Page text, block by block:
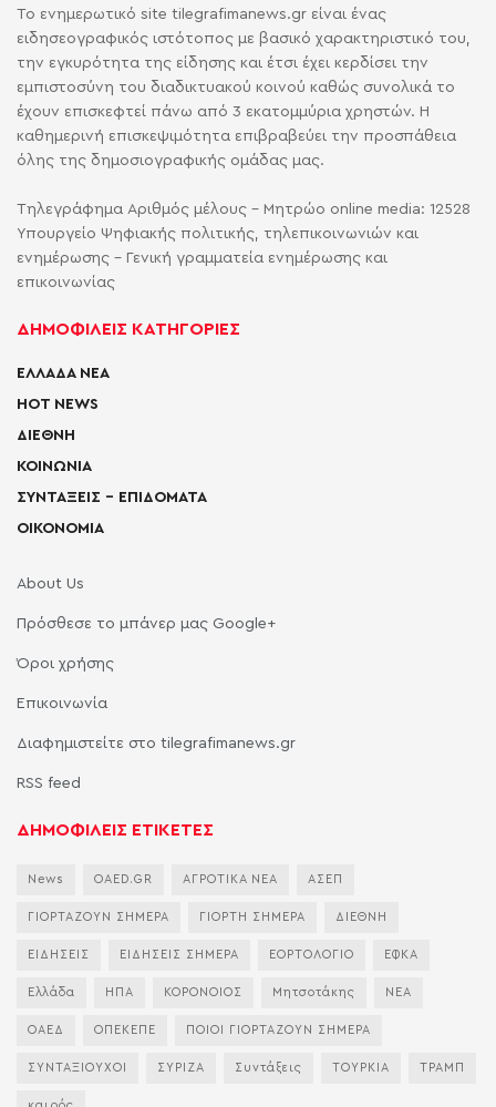
Το ενημερωτικό site tilegrafimanews.gr είναι ένας
ειδησεογραφικός ιστότοπος με βασικό χαρακτηριστικό του,
την εγκυρότητα της είδησης και έτσι έχει κερδίσει την
εμπιστοσύνη του διαδικτυακού κοινού καθώς συνολικά το
έχουν επισκεφτεί πάνω από 3 εκατομμύρια χρηστών. Η
καθημερινή επισκεψιμότητα επιβραβεύει την προσπάθεια
όλης της δημοσιογραφικής ομάδας μας.
Τηλεγράφημα Αριθμός μέλους - Μητρώο online media: 12528
Υπουργείο Ψηφιακής πολιτικής, τηλεπικοινωνιών και
ενημέρωσης - Γενική γραμματεία ενημέρωσης και
επικοινωνίας
ΔΗΜΟΦΙΛΕΙΣ ΚΑΤΗΓΟΡΙΕΣ
ΕΛΛΑΔΑ ΝΕΑ
HOT NEWS
ΔΙΕΘΝΗ
ΚΟΙΝΩΝΙΑ
ΣΥΝΤΑΞΕΙΣ – ΕΠΙΔΟΜΑΤΑ
ΟΙΚΟΝΟΜΙΑ
About Us
Πρόσθεσε το μπάνερ μας Google+
Όροι χρήσης
Επικοινωνία
Διαφημιστείτε στο tilegrafimanews.gr
RSS feed
ΔΗΜΟΦΙΛΕΙΣ ΕΤΙΚΕΤΕΣ
News OAED.GR ΑΓΡΟΤΙΚΑ ΝΕΑ ΑΣΕΠ
ΓΙΟΡΤΑΖΟΥΝ ΣΗΜΕΡΑ ΓΙΟΡΤΗ ΣΗΜΕΡΑ ΔΙΕΘΝΗ
ΕΙΔΗΣΕΙΣ ΕΙΔΗΣΕΙΣ ΣΗΜΕΡΑ ΕΟΡΤΟΛΟΓΙΟ ΕΦΚΑ
Ελλάδα ΗΠΑ ΚΟΡΟΝΟΙΟΣ Μητσοτάκης ΝΕΑ
ΟΑΕΔ ΟΠΕΚΕΠΕ ΠΟΙΟΙ ΓΙΟΡΤΑΖΟΥΝ ΣΗΜΕΡΑ
ΣΥΝΤΑΞΙΟΥΧΟΙ ΣΥΡΙΖΑ Συντάξεις ΤΟΥΡΚΙΑ ΤΡΑΜΠ